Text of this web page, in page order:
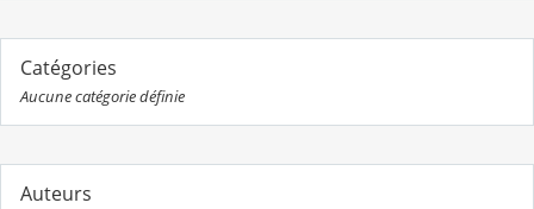
Catégories
Aucune catégorie définie
Auteurs